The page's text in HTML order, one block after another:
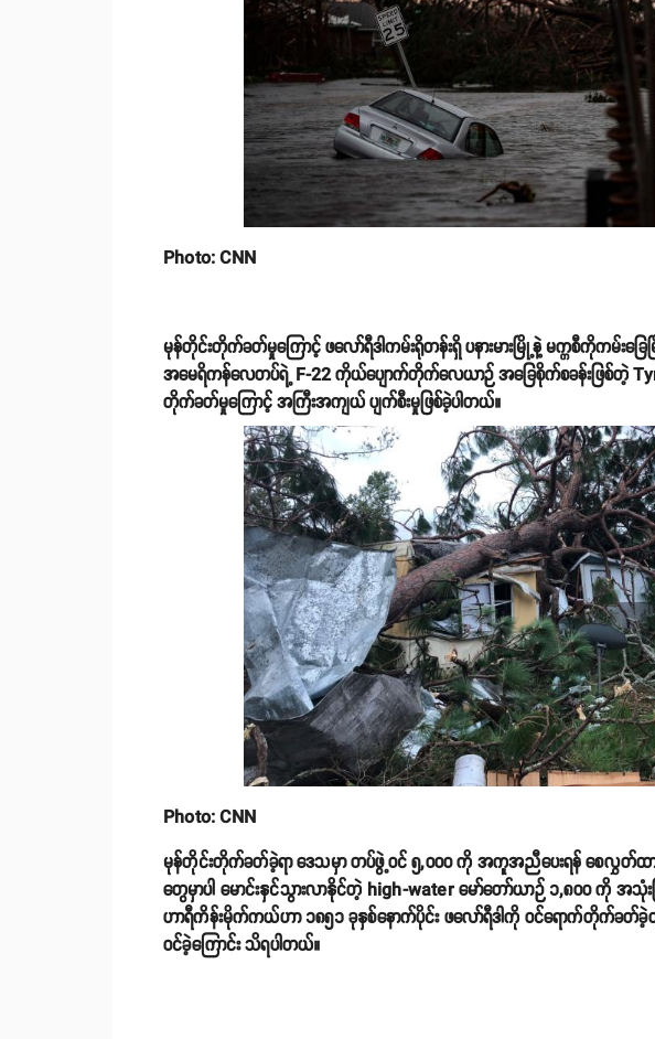
Photo: CNN
မုန်တိုင်းတိုက်ခတ်မှုကြောင့် ဖလော်ရီဒါကမ်းရိုတန်းရှိ ပနားမားမြို့နဲ့ မက္ကစီကိုကမ်းခြေမ
အမေရိကန်လေတပ်ရဲ့ F-22 ကိုယ်ပျောက်တိုက်လေယာဉ် အခြေစိုက်စခန်းဖြစ်တဲ့
တိုက်ခတ်မှုကြောင့် အကြီးအကျယ် ပျက်စီးမှုဖြစ်ခဲ့ပါတယ်။
Photo: CNN
မုန်တိုင်းတိုက်ခတ်ခဲ့ရာ ဒေသမှာ တပ်ဖွဲ့ဝင် ၅,၀၀၀ ကို အကူအညီပေးရန် စေလွှတ်ထာ
တွေမှာပါ မောင်းနှင်သွားလာနိုင်တဲ့ high-water မော်တော်ယာဉ် ၁,၈၀၀ ကို အသုံး
ဟာရီကိန်းမိုက်ကယ်ဟာ ၁၈၅၁ ခုနှစ်နောက်ပိုင်း ဖလော်ရီဒါကို ဝင်ရောက်တိုက်ခတ်
ဝင်ခဲ့ကြောင်း သိရပါတယ်။